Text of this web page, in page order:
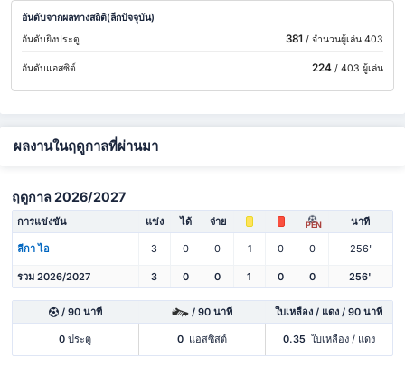
อันดับจากผลทางสถิติ(ลีกปัจจุบัน)
อันดับยิงประตู
381 / จำนวนผู้เล่น 403
อันดับแอสซิต์ 224/ 403 ผู้เล่น
ผลงานในฤดูกาลที่ผ่านมา
ฤดูกาล 2026/2027
การแข่งขัน แข่ง ได้ จ่าย PEN นาที
ลีกา ไอ 3 0 0 1 0 0 256'
รวม 2026/2027 3 0 0 1 0 0 256'
/ 90 นาที / 90 นาที ใบเหลือง / แดง / 90 นาที
0 ประตู 0 แอสซิสต์ 0.35 ใบเหลือง / แดง